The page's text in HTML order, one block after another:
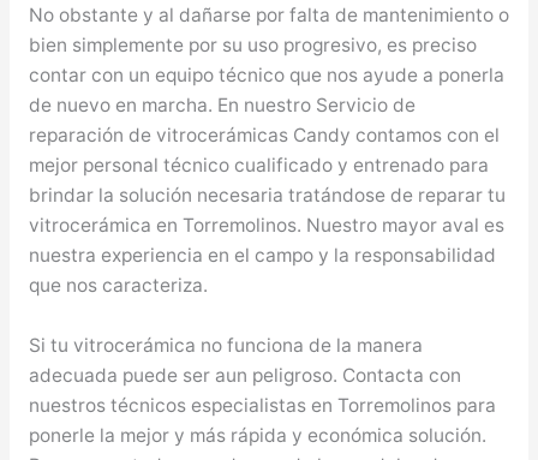
No obstante y al dañarse por falta de mantenimiento o
bien simplemente por su uso progresivo, es preciso
contar con un equipo técnico que nos ayude a ponerla
de nuevo en marcha. En nuestro Servicio de
reparación de vitrocerámicas Candy contamos con el
mejor personal técnico cualificado y entrenado para
brindar la solución necesaria tratándose de reparar tu
vitrocerámica en Torremolinos. Nuestro mayor aval es
nuestra experiencia en el campo y la responsabilidad
que nos caracteriza.
Si tu vitrocerámica no funciona de la manera
adecuada puede ser aun peligroso. Contacta con
nuestros técnicos especialistas en Torremolinos para
ponerle la mejor y más rápida y económica solución.